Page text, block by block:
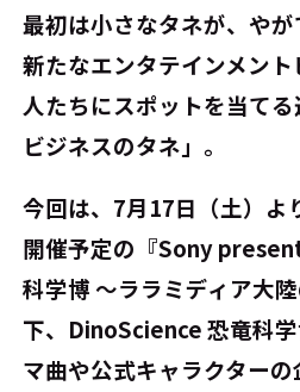
最初は小さなタネが、や
新たなエンタテインメン
人たちにスポットを当て
ビジネスのタネ」。
今回は、7月17日（土）よ
開催予定の『Sony
科学博 ～ララミディア大
下、DinoScience 恐竜科
マ曲や公式キャラクター